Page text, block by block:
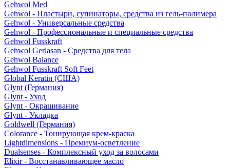
Gehwol Med
Gehwol - Пластыри, супинаторы, средства из гель-полимера
Gehwol - Универсальные средства
Gehwol - Профессиональные и специальные средства
Gehwol Fusskraft
Gehwol Gerlasan - Средства для тела
Gehwol Balance
Gehwol Fusskraft Soft Feet
Global Keratin (США)
Glynt (Германия)
Glynt - Уход
Glynt - Окрашивание
Glynt - Укладка
Goldwell (Германия)
Colorance - Тонирующая крем-краска
Lightdimensions - Премиум-осветление
Dualsenses - Комплексный уход за волосами
Elixir - Восстанавливающее масло